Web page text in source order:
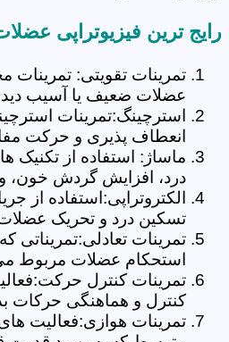
رایج ترین فیزیوتراپی
تمرینات تقویتی:
عضلات ضعیف یا آسیب
استرچینگ:تمرینات
انعطاف پذیری و حرکت
ماساژ: استفاده از تکنیک
درد، افزایش گردش خون،
الکتروتراپی:استفاده از
تسکین درد و تحریک
تمرینات تعادلی:تمریناتی
استحکام عضلات مربوط
تمرینات کنترل
کنترل و هماهنگی حرکات
تمرینات هوازی:فعالیت